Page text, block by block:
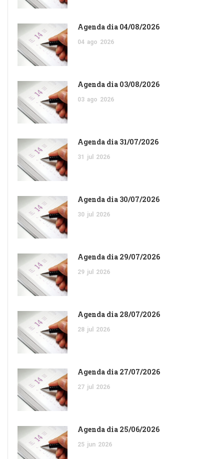
Agenda dia 04/08/2026
04 ago 2026
Agenda dia 03/08/2026
03 ago 2026
Agenda dia 31/07/2026
31 jul 2026
Agenda dia 30/07/2026
30 jul 2026
Agenda dia 29/07/2026
29 jul 2026
Agenda dia 28/07/2026
28 jul 2026
Agenda dia 27/07/2026
27 jul 2026
Agenda dia 25/06/2026
25 jun 2026